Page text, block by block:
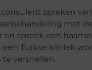
spreken van
met
en spreek een
Turkse kliniek
versnellen.